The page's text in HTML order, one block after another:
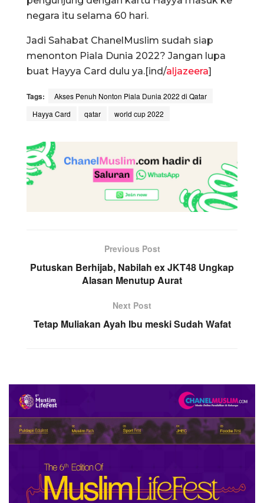
negara itu selama 60 hari.
Jadi Sahabat ChanelMuslim sudah siap
menonton Piala Dunia 2022? Jangan lupa
buat Hayya Card dulu ya.[ind/aljazeera]
Tags:
Akses Penuh Nonton Piala Dunia 2022 di Qatar
Hayya Card
qatar world cup 2022
Previous Post
Putuskan Berhijab, Nabilah ex JKT48 Ungkap
Alasan Menutup Aurat
Next Post
Tetap Muliakan Ayah Ibu meski Sudah Wafat